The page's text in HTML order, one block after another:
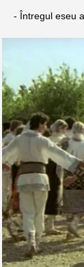
- Întregul eseu